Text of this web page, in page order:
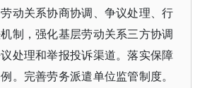
动关系协商协调、争议处理、行
制，强化基层劳动关系三方协调
处理和举报投诉渠道。落实保障
。完善劳务派遣单位监管制度。